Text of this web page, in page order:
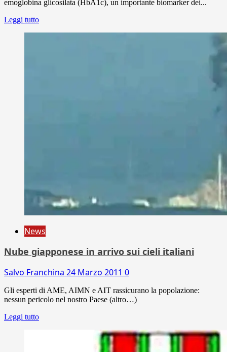
emoglobina glicosilata (HbA1c), un importante biomarker dei...
Leggi tutto
News
Nube giapponese in arrivo sui cieli italiani
Salvo Franchina 24 Marzo 2011 0
Gli esperti di AME, AIMN e AIT rassicurano la popolazione:
nessun pericolo nel nostro Paese (altro…)
Leggi tutto